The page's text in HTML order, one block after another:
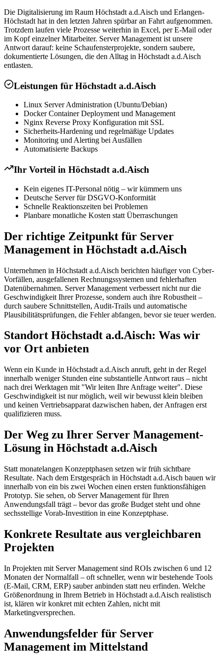
Die Digitalisierung im Raum Höchstadt a.d.Aisch und Erlangen-
Höchstadt hat in den letzten Jahren spürbar an Fahrt aufgenommen.
Trotzdem laufen viele Prozesse weiterhin in Excel, per E-Mail oder
im Kopf einzelner Mitarbeiter. Server Management ist unsere
Antwort darauf: keine Schaufensterprojekte, sondern saubere,
dokumentierte Lösungen, die den Alltag in Höchstadt a.d.Aisch
entlasten.
Leistungen für Höchstadt a.d.Aisch
Linux Server Administration (Ubuntu/Debian)
Docker Container Deployment und Management
Nginx Reverse Proxy Konfiguration mit SSL
Sicherheits-Hardening und regelmäßige Updates
Monitoring und Alerting bei Ausfällen
Automatisierte Backups
Ihr Vorteil in Höchstadt a.d.Aisch
Kein eigenes IT-Personal nötig – wir kümmern uns
Deutsche Server für DSGVO-Konformität
Schnelle Reaktionszeiten bei Problemen
Planbare monatliche Kosten statt Überraschungen
Der richtige Zeitpunkt für Server
Management in Höchstadt a.d.Aisch
Unternehmen in Höchstadt a.d.Aisch berichten häufiger von Cyber-
Vorfällen, ausgefallenen Rechnungssystemen und fehlerhaften
Datenübernahmen. Server Management verbessert nicht nur die
Geschwindigkeit Ihrer Prozesse, sondern auch ihre Robustheit –
durch saubere Schnittstellen, Audit-Trails und automatische
Plausibilitätsprüfungen, die Fehler abfangen, bevor sie teuer werden.
Standort Höchstadt a.d.Aisch: Was wir
vor Ort anbieten
Wenn ein Kunde in Höchstadt a.d.Aisch anruft, geht in der Regel
innerhalb weniger Stunden eine substantielle Antwort raus – nicht
nach drei Werktagen mit "Wir leiten Ihre Anfrage weiter". Diese
Geschwindigkeit ist nur möglich, weil wir bewusst klein bleiben
und keinen Vertriebsapparat dazwischen haben, der Anfragen erst
qualifizieren muss.
Der Weg zu Ihrer Server Management-
Lösung in Höchstadt a.d.Aisch
Statt monatelangen Konzeptphasen setzen wir früh sichtbare
Resultate. Nach dem Erstgespräch in Höchstadt a.d.Aisch bauen wir
innerhalb von ein bis zwei Wochen einen ersten funktionsfähigen
Prototyp. Sie sehen, ob Server Management für Ihren
Anwendungsfall trägt – bevor das große Budget steht und ohne
sechsstellige Vorab-Investition in eine Konzeptphase.
Konkrete Resultate aus vergleichbaren
Projekten
In Projekten mit Server Management sind ROIs zwischen 6 und 12
Monaten der Normalfall – oft schneller, wenn wir bestehende Tools
(E-Mail, CRM, ERP) sauber anbinden statt neu erfinden. Welche
Größenordnung in Ihrem Betrieb in Höchstadt a.d.Aisch realistisch
ist, klären wir konkret mit echten Zahlen, nicht mit
Marketingversprechen.
Anwendungsfelder für Server
Management im Mittelstand